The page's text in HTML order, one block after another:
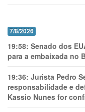
7/8/2026
19:58: Senado dos
para a embaixada no
19:36: Jurista Pedro
responsabilidade e
Kassio Nunes for